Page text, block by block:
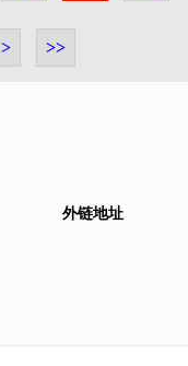
> >>
外链地址